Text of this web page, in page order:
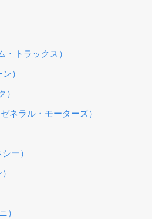
・トラックス）
）
）
ネラル・モーターズ）
ー）
）